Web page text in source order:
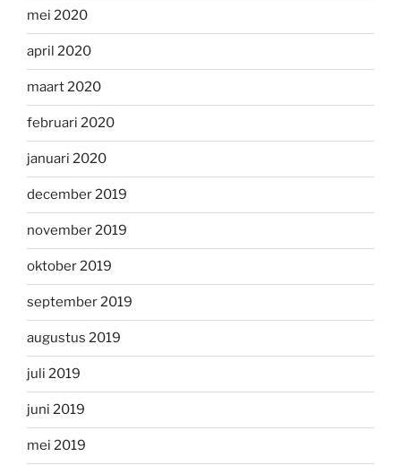
mei 2020
april 2020
maart 2020
februari 2020
januari 2020
december 2019
november 2019
oktober 2019
september 2019
augustus 2019
juli 2019
juni 2019
mei 2019